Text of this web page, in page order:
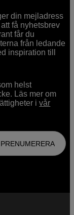
din mejladress
få nyhetsbrev
får du
från ledande
inspiration till
helst
Läs mer om
ivår
PRENUMERERA